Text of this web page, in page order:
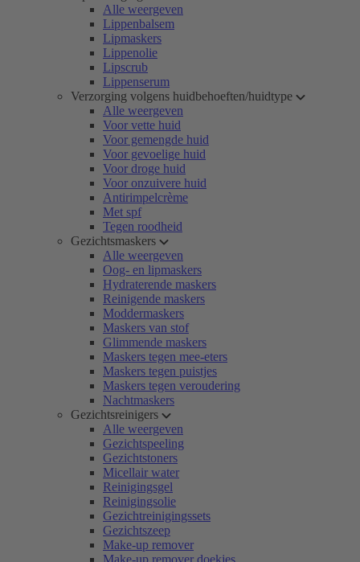
Alle weergeven
Lippenbalsem
Lipmaskers
Lippenolie
Lipscrub
Lippenserum
Verzorging volgens huidbehoeften/huidtype
Alle weergeven
Voor vette huid
Voor gemengde huid
Voor gevoelige huid
Voor droge huid
Voor onzuivere huid
Antirimpelcrème
Met spf
Tegen roodheid
Gezichtsmaskers
Alle weergeven
Oog- en lipmaskers
Hydraterende maskers
Reinigende maskers
Moddermaskers
Maskers van stof
Glimmende maskers
Maskers tegen mee-eters
Maskers tegen puistjes
Maskers tegen veroudering
Nachtmaskers
Gezichtsreinigers
Alle weergeven
Gezichtspeeling
Gezichtstoners
Micellair water
Reinigingsgel
Reinigingsolie
Gezichtreinigingssets
Gezichtszeep
Make-up remover
Make-up remover doekjes